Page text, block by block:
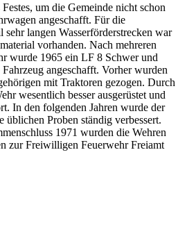
um die Gemeinde nicht schon
angeschafft. Für die
lan­gen Wasserförderstrecken war
vorhanden. Nach mehreren
wurde 1965 ein LF 8 Schwer und
angeschafft. Vorher wurden
mit Traktoren gezogen. Durch
wesentlich besser ausgerüstet und
In den folgenden Jahren wurde der
üblichen Proben ständig verbes­sert.
1971 wurden die Wehren
zur Freiwilligen Feuerwehr Freiamt